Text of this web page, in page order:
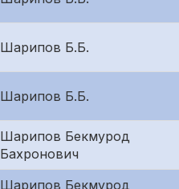
Шарипов Б.Б.
Шарипов Б.Б.
Шарипов Бекмурод
Бахронович
Шарипов Бекмурод